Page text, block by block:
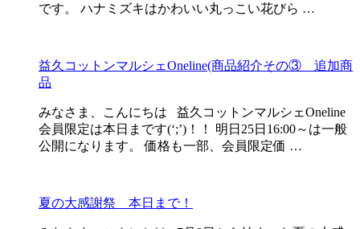
です。 ハナミズキはかわいい丸っこい花びら …
益久コットンマルシェOneline(商品紹介その③ 追加商
品
みなさま、こんにちは 益久コットンマルシェOneline
会員限定は本日まです(‘;’)！！ 明日25日16:00～は一般
公開になります。 価格も一部、会員限定価 …
夏の大感謝祭 本日まで！